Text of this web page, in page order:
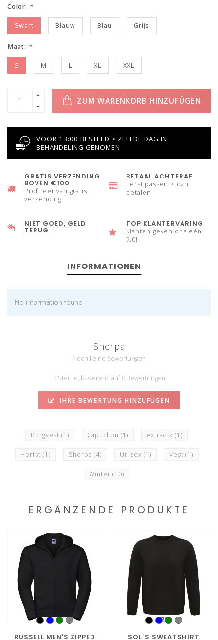
Color: *
Swart Blauw Blau Grijs
Maat: *
S M L XL XXL
ZUM WARENKORB HINZUFÜGEN
VOOR 13:00 BESTELD > ZELFDE DAG IN
BEHANDELING GENOMEN
GRATIS VERZENDING
BOVEN €100
Profiteer van gratis
verzending
BETAAL ACHTERAF
Eerst passen > dan
betalen
NIET GOED, GELD
TERUG
TOP KLANTERVARING
Klanten geven ons één
9.0!
INFORMATIONEN
No information found
Sherpa
Noch keine Bewertungen
0 Sterne, basierend auf 0 Bewertungen
IHRE BEWERTUNG HINZUFÜGEN
Borgvest (1) Capuchon (1) extradik (1)
Herfst (1) Sherpa (4) Unisex (1) Vest (1)
Winter (10)
ERGÄNZENDE PRODUKTE
RUSSELL MEN'S ZIPPED SOL`S SWEATSHIRT